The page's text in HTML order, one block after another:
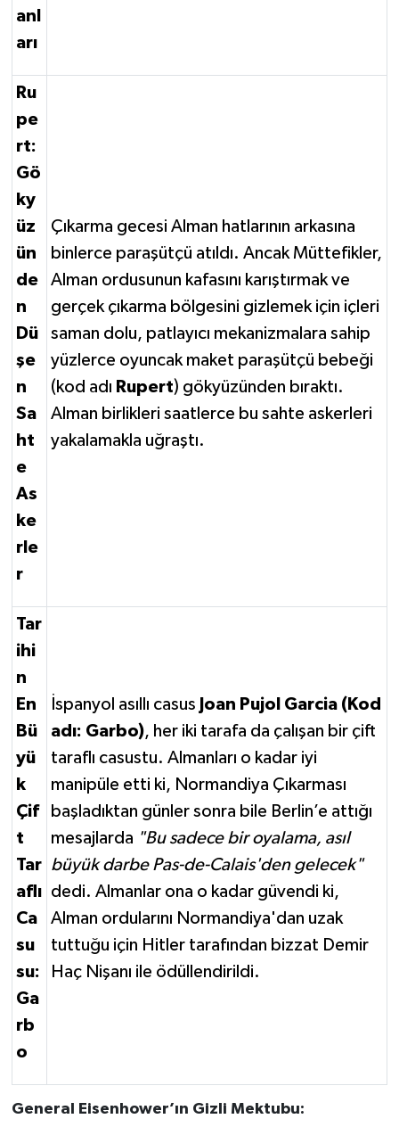
anl
arı
Ru
pe
rt:
Gö
ky
üz
ün
de
n
Dü
şe
n
Sa
ht
e
As
ke
rle
r
Çıkarma gecesi Alman hatlarının arkasına
binlerce paraşütçü atıldı. Ancak Müttefikler,
Alman ordusunun kafasını karıştırmak ve
gerçek çıkarma bölgesini gizlemek için içleri
saman dolu, patlayıcı mekanizmalara sahip
yüzlerce oyuncak maket paraşütçü bebeği
(kod adı Rupert) gökyüzünden bıraktı.
Alman birlikleri saatlerce bu sahte askerleri
yakalamakla uğraştı.
Tar
ihi
n
En
Bü
yü
k
Çif
t
Tar
aflı
Ca
su
su:
Ga
rb
o
İspanyol asıllı casus Joan Pujol Garcia (Kod
adı: Garbo), her iki tarafa da çalışan bir çift
taraflı casustu. Almanları o kadar iyi
manipüle etti ki, Normandiya Çıkarması
başladıktan günler sonra bile Berlin’e attığı
mesajlarda "Bu sadece bir oyalama, asıl
büyük darbe Pas-de-Calais'den gelecek"
dedi. Almanlar ona o kadar güvendi ki,
Alman ordularını Normandiya'dan uzak
tuttuğu için Hitler tarafından bizzat Demir
Haç Nişanı ile ödüllendirildi.
General Eisenhower’ın Gizli Mektubu: